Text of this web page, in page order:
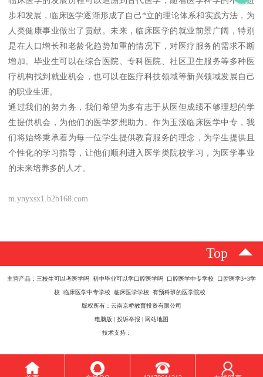
步和发展，临床医学逐渐形成了自己*立的理论体系和实践方法，为
人类健康事业做出了贡献。未来，临床医学的就业前景广阔，特别
是在人口增长和老龄化趋势加重的情况下，对医疗服务的需求不断
增加。毕业生可以在综合医院、专科医院、社区卫生服务等多种医
疗机构找到就业机会，也可以在医疗科技领域等新兴领域发展自己
的职业生涯。
通过我们的努力务，我们希望为多有志于从医但成绩不够理想的学
生提供机会，为他们的医学梦想助力。作为玉溪临床医学中专，我
们将始终秉承着为每一位学生提供教育服务的理念，为学生提供且
个性化的学习指导，让他们顺利进入医学类院校学习，为医学事业
的未来培养多的人才。
m.ynyxsx1.b2b168.com
Top
主营产品：三校生可以考医学吗 初中毕业可以学口腔医学吗 口腔医学中专学校 口腔医学3+3学
校 临床医学中专学校 临床医学学校 有预科班的医学院校
版权所有：云南京桥教育投资有限公司
电脑版 | 投诉举报 | 网站地图
技术支持：